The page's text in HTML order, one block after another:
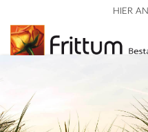
HIER